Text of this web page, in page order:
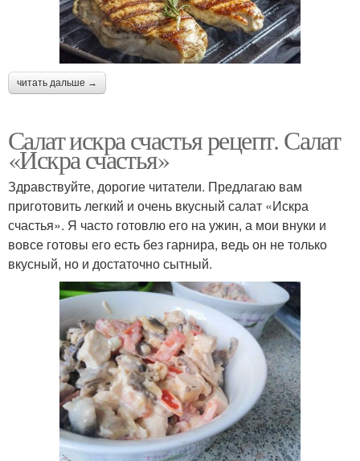
Куриная грудка Вкусный салат
орехами
Пикантный салат
Салат с чесноком Куриные грудки
читать дальше →
Салат искра счастья рецепт. Салат
«Искра счастья»
Здравствуйте, дорогие читатели. Предлагаю вам
приготовить легкий и очень вкусный салат «Искра
счастья». Я часто готовлю его на ужин, а мои внуки и
вовсе готовы его есть без гарнира, ведь он не только
вкусный, но и достаточно сытный.